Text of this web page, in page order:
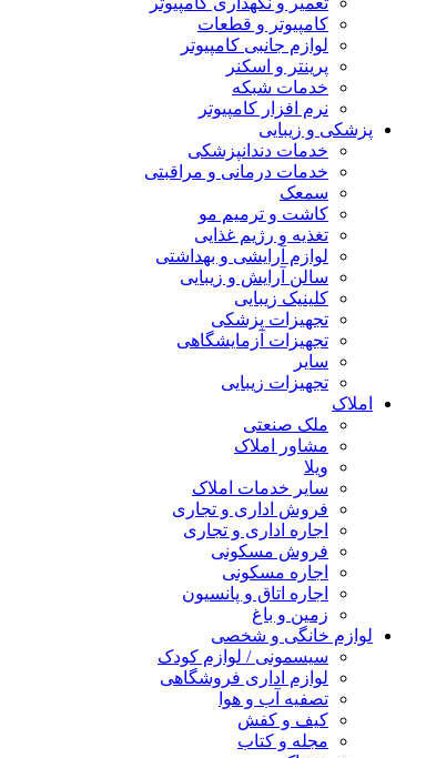
کامپیوتر و قطعات
لوازم جانبی کامپیوتر
پرینتر و اسکنر
خدمات شبکه
نرم افزار کامپیوتر
پزشکی و زیبایی
خدمات دندانپزشکی
خدمات درمانی و مراقبتی
سمعک
کاشت و ترمیم مو
تغذیه و رژیم غذایی
لوازم آرایشی و بهداشتی
سالن آرایش و زیبایی
کلینیک زیبایی
تجهیزات پزشکی
تجهیزات آزمایشگاهی
سایر
تجهیزات زیبایی
املاک
ملک صنعتی
مشاور املاک
ویلا
سایر خدمات املاک
فروش اداری و تجاری
اجاره اداری و تجاری
فروش مسکونی
اجاره مسکونی
اجاره اتاق و پانسیون
زمین و باغ
لوازم خانگی و شخصی
سیسمونی / لوازم کودک
لوازم اداری فروشگاهی
تصفیه آب و هوا
کیف و کفش
مجله و کتاب